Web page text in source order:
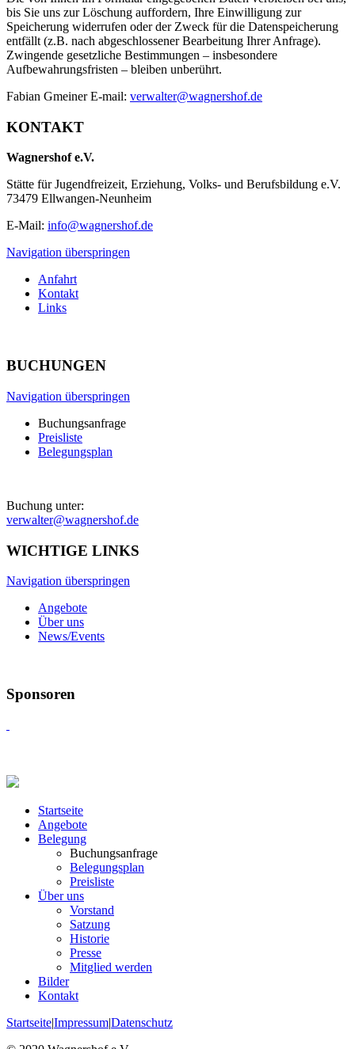
bis Sie uns zur Löschung auffordern, Ihre Einwilligung zur
Speicherung widerrufen oder der Zweck für die Datenspeicherung
entfällt (z.B. nach abgeschlossener Bearbeitung Ihrer Anfrage).
Zwingende gesetzliche Bestimmungen – insbesondere
Aufbewahrungsfristen – bleiben unberührt.
Fabian Gmeiner E-mail: verwalter@wagnershof.de
KONTAKT
Wagnershof e.V.
Stätte für Jugendfreizeit, Erziehung, Volks- und Berufsbildung e.V.
73479 Ellwangen-Neunheim
E-Mail: info@wagnershof.de
Navigation überspringen
Anfahrt
Kontakt
Links
BUCHUNGEN
Navigation überspringen
Buchungsanfrage
Preisliste
Belegungsplan
Buchung unter:
verwalter@wagnershof.de
WICHTIGE LINKS
Navigation überspringen
Angebote
Über uns
News/Events
Sponsoren
Startseite
Angebote
Belegung
Buchungsanfrage
Belegungsplan
Preisliste
Über uns
Vorstand
Satzung
Historie
Presse
Mitglied werden
Bilder
Kontakt
Startseite|Impressum|Datenschutz